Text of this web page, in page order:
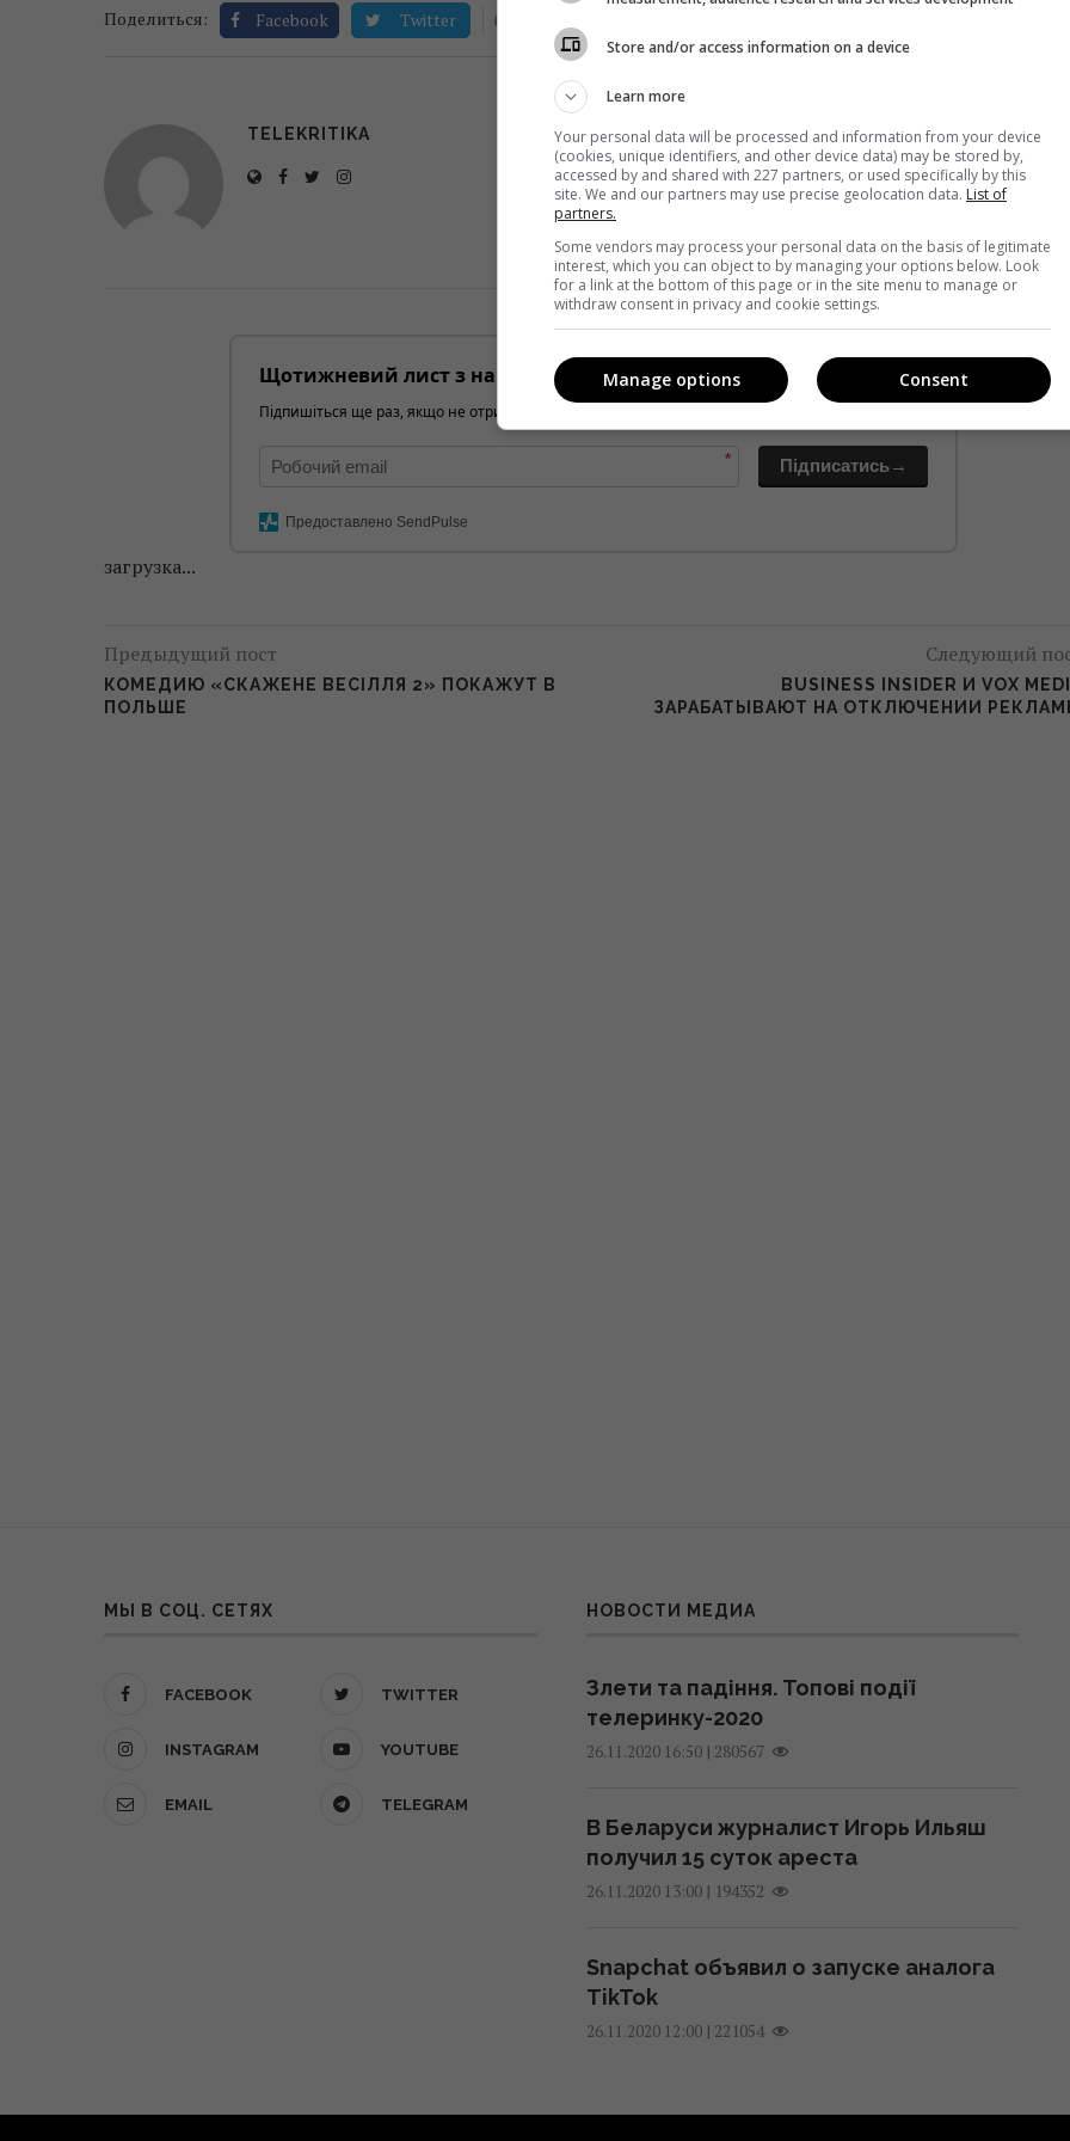
Поделиться: Facebook Twitter 0
TELEKRITIKA
Щотижневий лист з найцікавішим. Пишемо з любов'ю
Підпишіться ще раз, якщо не отримуєте від нас листи
* Підписатись→
Предоставлено SendPulse
загрузка...
Предыдущий пост
КОМЕДИЮ «СКАЖЕНЕ ВЕСІЛЛЯ 2» ПОКАЖУТ В
ПОЛЬШЕ
Следующий
BUSINESS INSIDER И VOX
ЗАРАБАТЫВАЮТ НА ОТКЛЮЧЕНИИ
МЫ В СОЦ. СЕТЯХ
FACEBOOK TWITTER
INSTAGRAM YOUTUBE
EMAIL TELEGRAM
НОВОСТИ МЕДИА
Злети та падіння. Топові події
телеринку-2020
26.11.2020 16:50| 280567
В Беларуси журналист Игорь Ильяш
получил 15 суток ареста
26.11.2020 13:00| 194352
Snapchat объявил о запуске аналога
TikTok
26.11.2020 12:00| 221054
Store and/or access information on a device
Learn more
Your personal data will be processed and information from your device
(cookies, unique identifiers, and other device data) may be stored by,
accessed by and shared with 227 partners, or used specifically by this
site. We and our partners may use precise geolocation data. List of
partners.
Some vendors may process your personal data on the basis of legitimate
interest, which you can object to by managing your options below. Look
for a link at the bottom of this page or in the site menu to manage or
withdraw consent in privacy and cookie settings.
Consent
Manage options